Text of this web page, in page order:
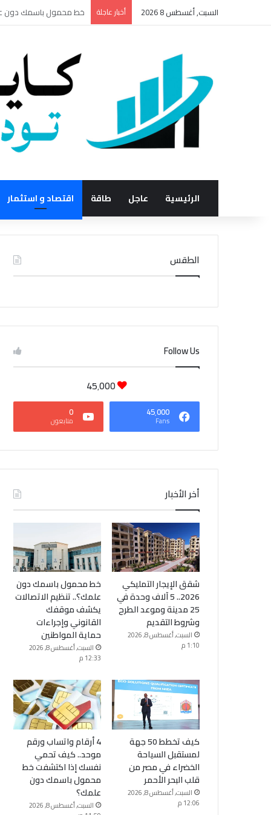
السبت, أغسطس 8 2026 أخبار عاجلة ​كيف تخطط 50 جهة لمستقبل السياحة الخضراء في مصر من قلب البحر الأحمر
الرئيسية عاجل طاقة اقتصاد و استثمار
الطقس
Follow Us
45٬000
45٬000
Fans
0
متابعون
أخر الأخبار
شقق الإيجار التمليكي
2026.. 5 آلاف وحدة في
25 مدينة وموعد الطرح
وشروط التقديم
السبت, أغسطس 8, 2026
1:10 م
خط محمول باسمك دون
علمك؟.. تنظيم الاتصالات
يكشف موقفك
القانوني وإجراءات
حماية المواطنين
السبت, أغسطس 8, 2026
12:33 م
كيف تخطط 50 جهة
لمستقبل السياحة
الخضراء في مصر من
قلب البحر الأحمر
السبت, أغسطس 8, 2026
12:06 م
​
4 أرقام واتساب ورقم
موحد.. كيف تحمي
نفسك إذا اكتشفت خط
محمول باسمك دون
علمك؟
السبت, أغسطس 8, 2026